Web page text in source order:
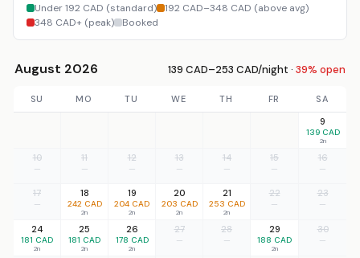
Under 192 CAD (standard)
192 CAD–348 CAD (above avg)
348 CAD+ (peak)
Booked
August 2026 139 CAD–253 CAD/night · 39% open
SU MO TU WE TH FR
SA
9
139 CAD
2n
10
—
11
—
12
—
13
—
14
—
15
—
16
—
17
—
18
242 CAD
2n
19
204 CAD
2n
20
203 CAD
2n
21
253 CAD
2n
22
—
23
—
24
181 CAD
2n
25
181 CAD
2n
26
178 CAD
2n
27
—
28
—
29
188 CAD
2n
30
—